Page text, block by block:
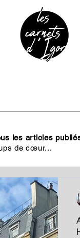
les articles
de cœur...